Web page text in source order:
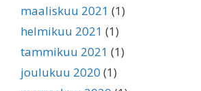
maaliskuu 2021 (1)
helmikuu 2021 (1)
tammikuu 2021 (1)
joulukuu 2020 (1)